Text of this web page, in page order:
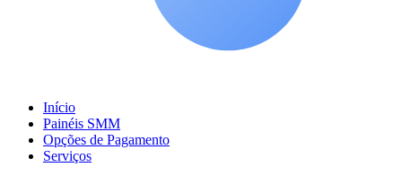
Início
Painéis SMM
Opções de Pagamento
Serviços